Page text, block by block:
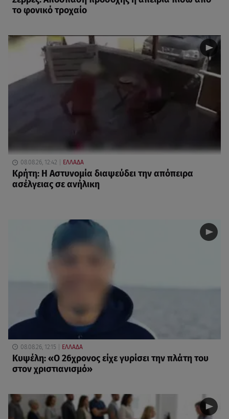
το φονικό τροχαίο
08.08.26, 12:42 ΕΛΛΑΔΑ
Κρήτη: Η Αστυνομία διαψεύδει την απόπειρα
ασέλγειας σε ανήλικη
08.08.26, 12:15 ΕΛΛΑΔΑ
Κυψέλη: «Ο 26χρονος είχε γυρίσει την πλάτη του
στον χριστιανισμό»